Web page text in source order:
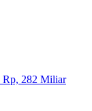
Rp, 282 Miliar